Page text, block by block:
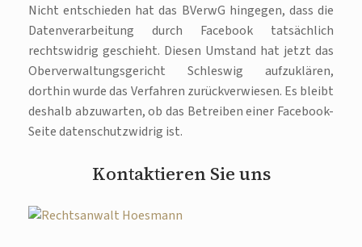
Nicht entschieden hat das BVerwG hingegen, dass die
Datenverarbeitung durch Facebook tatsächlich
rechtswidrig geschieht. Diesen Umstand hat jetzt das
Oberverwaltungsgericht Schleswig aufzuklären,
dorthin wurde das Verfahren zurückverwiesen. Es bleibt
deshalb abzuwarten, ob das Betreiben einer Facebook-
Seite datenschutzwidrig ist.
Kontaktieren Sie uns